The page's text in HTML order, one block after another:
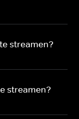
streamen?
streamen?